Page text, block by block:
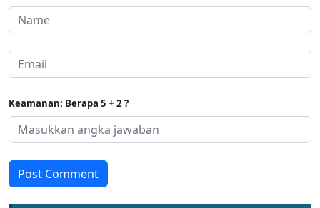
Keamanan: Berapa 5 + 2 ?
Post Comment